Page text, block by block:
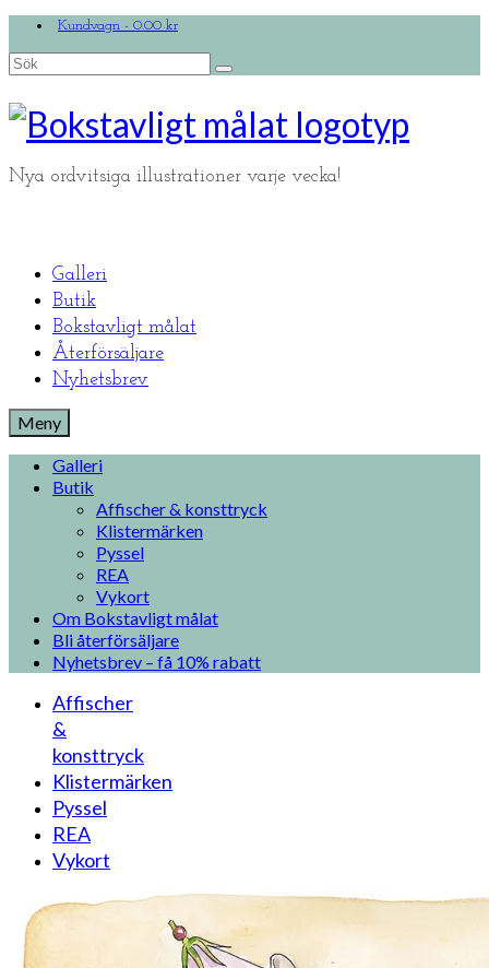
Kundvagn - 0.00 kr
Search
Nya ordvitsiga illustrationer varje vecka!
Galleri
Butik
Bokstavligt målat
Återförsäljare
Nyhetsbrev
Meny
Galleri
Butik
Affischer & konsttryck
Klistermärken
Pyssel
REA
Vykort
Om Bokstavligt målat
Bli återförsäljare
Nyhetsbrev – få 10% rabatt
Affischer
&
konsttryck
Klistermärken
Pyssel
REA
Vykort